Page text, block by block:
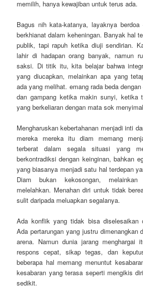
memilih, hanya kewajiban untuk terus ada.
Bagus nih kata-katanya, layaknya
berkhianat dalam keheningan. Banyak hal
publik, tapi rapuh ketika diuji sendirian.
lahir di hadapan orang banyak, namun
saksi. Di titik itu, kita belajar bahwa
yang diucapkan, melainkan apa yang
ada yang melihat. emang rada beda
dan gampang ketika makin sunyi, ketika
yang berkeliaran dengan mata sok
Mengharuskan kebertahanan menjadi inti
mereka mereka itu diam memang
terberat dalam segala situasi yang
berkontradiksi dengan keinginan, bahkan
yang biasanya menjadi satu hal terdepan
Diam bukan kekosongan,
melelahkan. Menahan diri untuk tidak
sulit daripada meluapkan segalanya.
Ada konflik yang tidak bisa diselesaikan
Ada pertarungan yang justru dimenangkan
arena. Namun dunia jarang menghargai
respons cepat, sikap tegas, dan
beberapa hal memang menuntut
kesabaran yang terasa seperti mengikis
sedikit.